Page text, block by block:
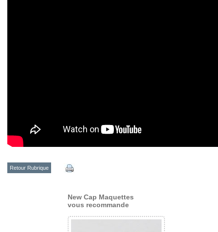
Retour Rubrique
New Cap Maquettes
vous recommande